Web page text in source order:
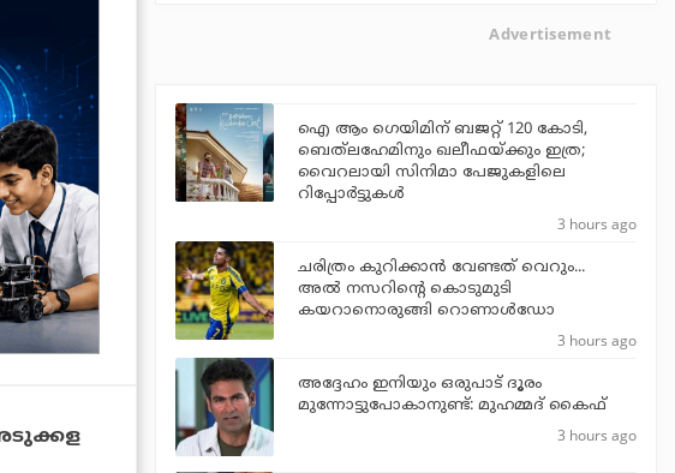
Advertisement
ഐ ആം ഗെയിമിന് ബജറ്റ് 120 കോടി,
ബെത്‌ലഹേമിനും ഖലീഫയ്ക്കും ഇത്ര;
വൈറലായി സിനിമാ പേജുകളിലെ
റിപ്പോര്‍ട്ടുകള്‍
3 hours ago
ചരിത്രം കുറിക്കാന്‍ വേണ്ടത് വെറും...
അല്‍ നസറിന്റെ കൊടുമുടി
കയറാനൊരുങ്ങി റൊണാള്‍ഡോ
3 hours ago
അദ്ദേഹം ഇനിയും ഒരുപാട് ദൂരം
മുന്നോട്ടുപോകാനുണ്ട്: മുഹമ്മദ് കൈഫ്
3 hours ago